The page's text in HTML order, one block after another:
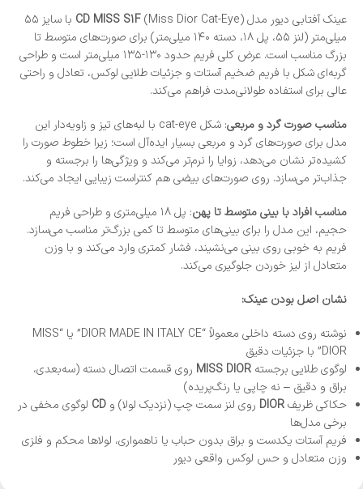
عینک آفتابی دیور مدل CD MISS S1F
(Miss Dior Cat-Eye) با سایز ۵۵
میلی‌متر (لنز ۵۵، پل ۱۸، دسته ۱۴۰ میلی‌متر) برای صورت‌های متوسط تا
بزرگ مناسب است. عرض کلی فریم حدود ۱۳۰-۱۳۵ میلی‌متر است و طراحی
گربه‌ای شکل با فریم ضخیم آستات و جزئیات طلایی لوکس، تعادل و راحتی
عالی برای استفاده طولانی‌مدت فراهم می‌کند.
مناسب صورت گرد و مربعی
: شکل cat-eye با لبه‌های تیز و زاویه‌دار این
مدل برای صورت‌های گرد و مربعی بسیار ایده‌آل است؛ زیرا خطوط صورت را
کشیده‌تر نشان می‌دهد، زوایا را نرم‌تر می‌کند و ویژگی‌ها را برجسته و
جذاب‌تر می‌سازد. روی صورت‌های بیضی هم کنتراست زیبایی ایجاد می‌کند.
مناسب افراد با بینی متوسط تا پهن
: پل ۱۸ میلی‌متری و طراحی فریم
حجیم، این مدل را برای بینی‌های متوسط تا کمی بزرگ‌تر مناسب می‌سازد.
فریم به خوبی روی بینی می‌نشیند، فشار کمتری وارد می‌کند و با وزن
متعادل از لیز خوردن جلوگیری می‌کند.
نشان اصل بودن عینک:
نوشته روی دسته داخلی معمولاً “DIOR MADE IN ITALY CE” یا “MISS
DIOR” با جزئیات دقیق
لوگوی طلایی برجسته MISS DIOR روی قسمت اتصال دسته (سه‌بعدی،
براق و دقیق – نه چاپی یا رنگ‌پریده)
حکاکی ظریفDIOR روی لنز سمت چپ (نزدیک لولا) و CD لوگوی مخفی در
برخی مدل‌ها
فریم آستات یکدست و براق بدون حباب یا ناهمواری، لولاها محکم و فلزی
وزن متعادل و حس لوکس واقعی دیور